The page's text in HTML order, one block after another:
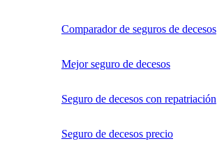
Comparador de seguros de decesos
Mejor seguro de decesos
Seguro de decesos con repatriación
Seguro de decesos precio